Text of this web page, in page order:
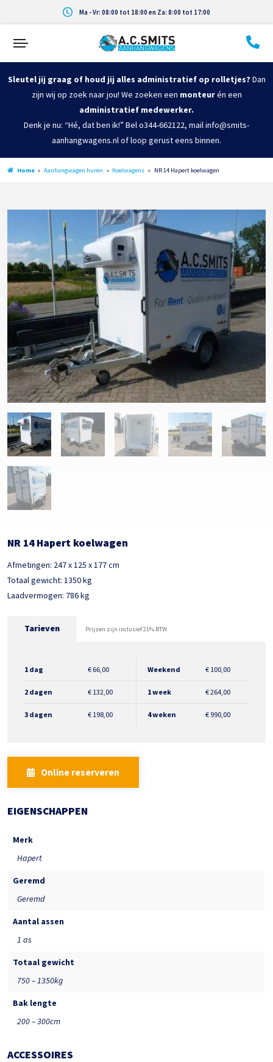
Ma - Vr: 08:00 tot 18:00 en Za: 8:00 tot 17:00
Sleutel jij graag of houd jij alles administratief op rolletjes? Dan
zijn wij op zoek naar jou! We zoeken een monteurén een
administratief medewerker.
Denk je nu: “Hé, dat ben ik!” Bel o344-662122, mail info@smits-
aanhangwagens.nl of loop gerust eens binnen.
Home » Aanhangwagen huren » Koelwagens » NR 14 Hapert koelwagen
NR 14 Hapert koelwagen
Afmetingen: 247 x 125 x 177 cm
Totaal gewicht: 1350 kg
Laadvermogen: 786 kg
Tarieven Prijzen zijn inclusief 21% BTW
1 dag €66,00
2 dagen €132,00
3 dagen €198,00
Weekend € 100,00
1 week €264,00
4 weken € 990,00
Online reserveren
EIGENSCHAPPEN
Merk
Hapert
Geremd
Geremd
Aantal assen
1 as
Totaal gewicht
750 – 1350kg
Bak lengte
200 – 300cm
ACCESSOIRES